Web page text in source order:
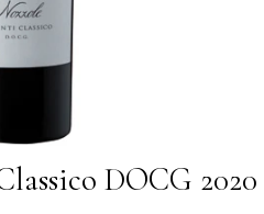
DOCG 2020